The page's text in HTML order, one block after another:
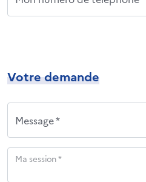
Votre demande
Message *
Ma session *